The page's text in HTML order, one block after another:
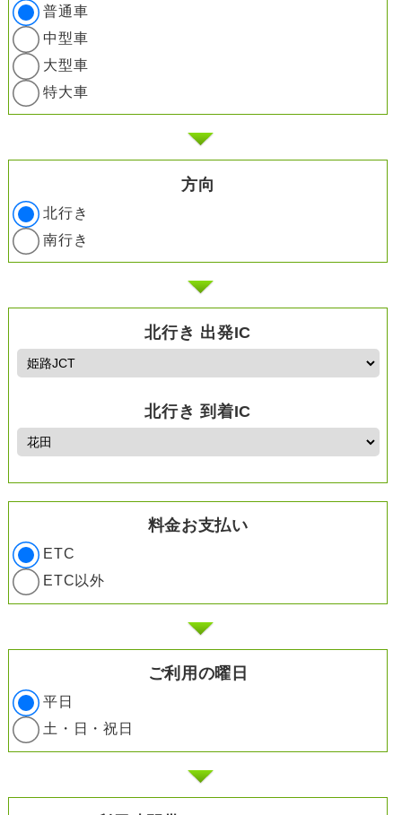
普通車
中型車
大型車
特大車
方向
北行き
南行き
北行き 出発IC
北行き 到着IC
料金お支払い
ETC
ETC以外
ご利用の曜日
平日
土・日・祝日